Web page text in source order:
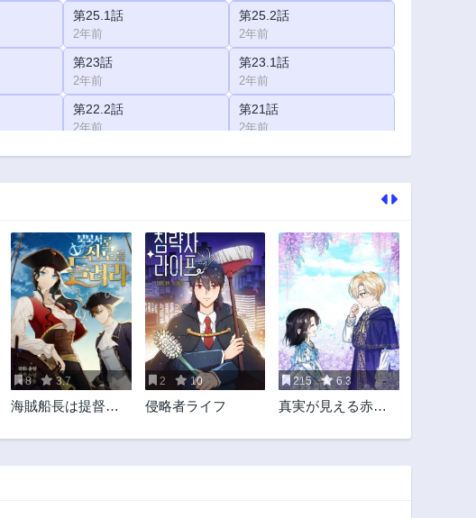
第25.1話
2年前
第25.2話
2年前
第23話
2年前
第23.1話
2年前
第22.2話
2年前
第21話
2年前
第20.1話 第20.2話
第16.2話
2年前
第15話
2年前
第14.2話
2年前
第13.1話
2年前
第11.1話
2年前
第11.2話
2年前
第8話
2年前
第7話
第3話 第2話
8 3.7
海賊船長は提督か
2 10
侵略者ライフ
215 6.3
真実が見える赤ち